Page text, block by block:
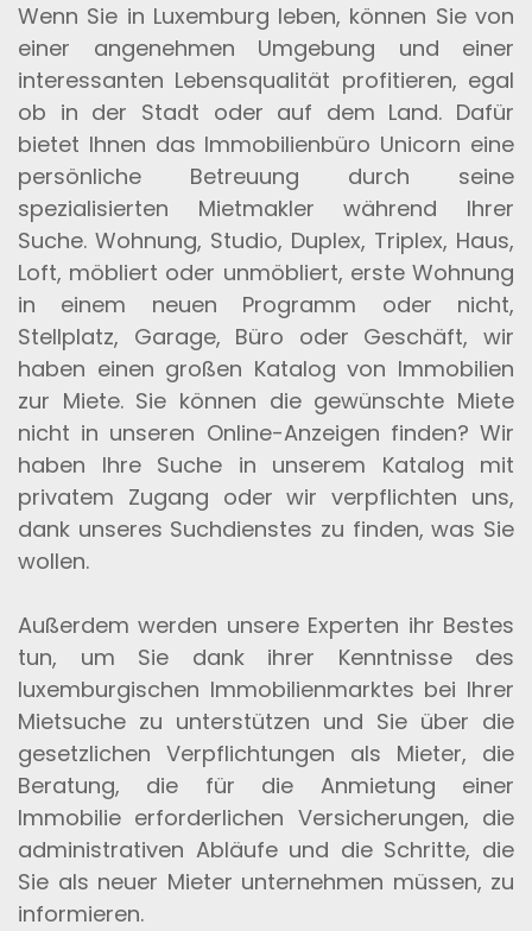
Wenn Sie in Luxemburg leben, können Sie von
einer angenehmen Umgebung und einer
interessanten Lebensqualität profitieren, egal
ob in der Stadt oder auf dem Land. Dafür
bietet Ihnen das Immobilienbüro Unicorn eine
persönliche Betreuung durch seine
spezialisierten Mietmakler während Ihrer
Suche. Wohnung, Studio, Duplex, Triplex, Haus,
Loft, möbliert oder unmöbliert, erste Wohnung
in einem neuen Programm oder nicht,
Stellplatz, Garage, Büro oder Geschäft, wir
haben einen großen Katalog von Immobilien
zur Miete. Sie können die gewünschte Miete
nicht in unseren Online-Anzeigen finden? Wir
haben Ihre Suche in unserem Katalog mit
privatem Zugang oder wir verpflichten uns,
dank unseres Suchdienstes zu finden, was Sie
wollen.
Außerdem werden unsere Experten ihr Bestes
tun, um Sie dank ihrer Kenntnisse des
luxemburgischen Immobilienmarktes bei Ihrer
Mietsuche zu unterstützen und Sie über die
gesetzlichen Verpflichtungen als Mieter, die
Beratung, die für die Anmietung einer
Immobilie erforderlichen Versicherungen, die
administrativen Abläufe und die Schritte, die
Sie als neuer Mieter unternehmen müssen, zu
informieren.